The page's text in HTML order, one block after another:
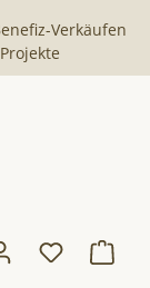
Verkäufen